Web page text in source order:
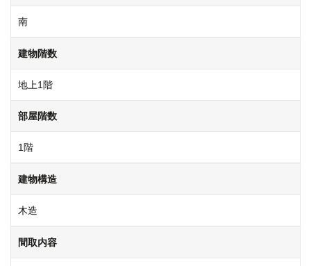
南
建物階数
地上1階
部屋階数
1階
建物構造
木造
間取内容